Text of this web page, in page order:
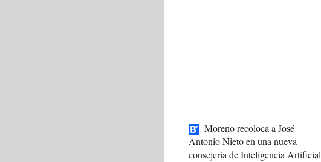
Moreno recoloca a José
Antonio Nieto en una nueva
consejería de Inteligencia Artificial